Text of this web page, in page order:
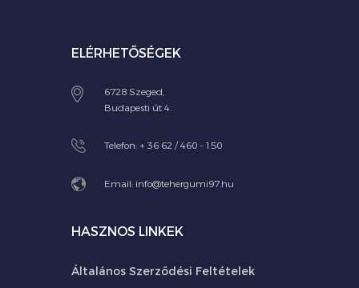
ELÉRHETŐSÉGEK
6728 Szeged,
Budapesti út 4.
Telefon: + 36 62 / 460 - 150
Email: info@tehergumi97.hu
HASZNOS LINKEK
Általános Szerződési Feltételek